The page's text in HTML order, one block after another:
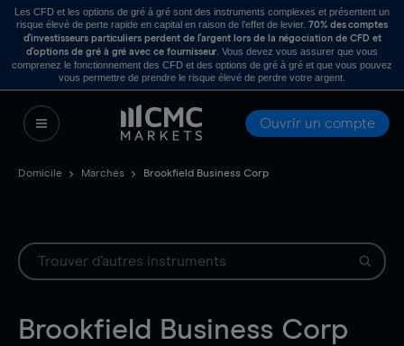
Les CFD et les options de gré à gré sont des instruments complexes et présentent un
risque élevé de perte rapide en capital en raison de l’effet de levier. 70% des comptes
d’investisseurs particuliers perdent de l’argent lors de la négociation de CFD et
d’options de gré à gré avec ce fournisseur . Vous devez vous assurer que vous
comprenez le fonctionnement des CFD et des options de gré à gré et que vous pouvez
vous permettre de prendre le risque élevé de perdre votre argent.
Ouvrir un compte
Domicile Marchés Brookfield Business Corp
Brookfield Business Corp